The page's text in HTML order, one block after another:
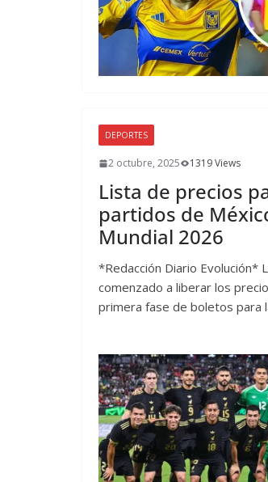
DEPORTES
2 octubre, 2025 1319 Views
Lista de precios
partidos de
Mundial 2026
*Redacción Diario Evolución*
comenzado a liberar los
primera fase de boletos para